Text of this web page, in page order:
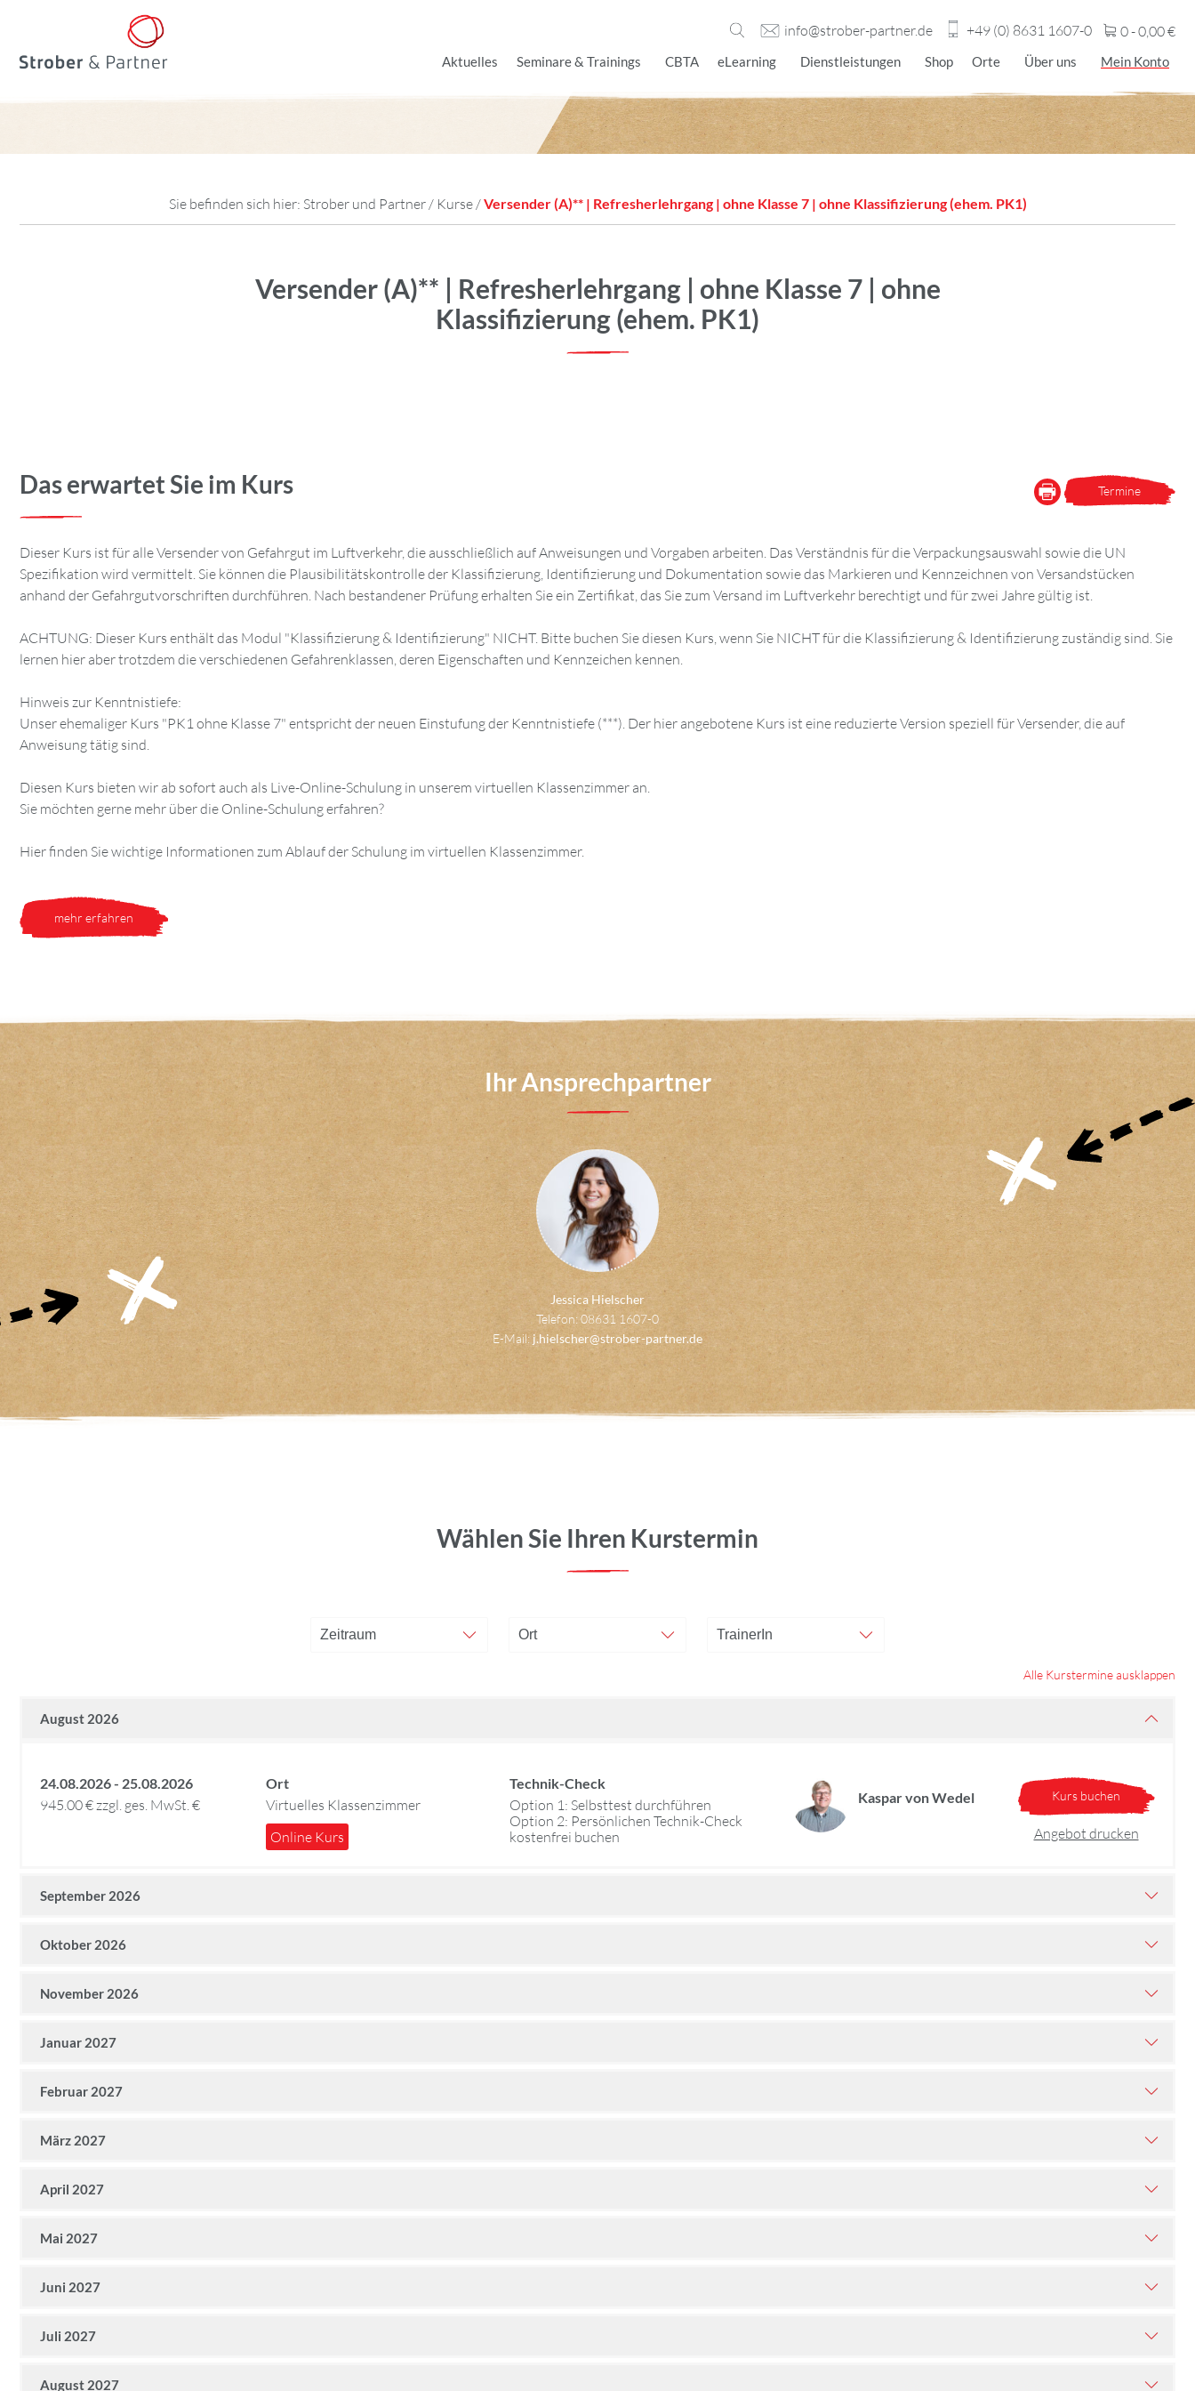
info@strober-partner.de +49 (0) 8631 1607-0 0 -0,00€
Aktuelles Seminare & Trainings CBTA eLearning Dienstleistungen Shop Orte Über uns Mein Konto
Sie befinden sich hier: Strober und Partner/ Kurse/Versender (A)** | Refresherlehrgang | ohne Klasse 7 | ohne Klassifizierung (ehem. PK1)
Versender (A)** | Refresherlehrgang | ohne Klasse 7 | ohne
Klassifizierung (ehem. PK1)
Das erwartet Sie im Kurs Termine
Dieser Kurs ist für alle Versender von Gefahrgut im Luftverkehr, die ausschließlich auf Anweisungen und Vorgaben arbeiten. Das Verständnis für die Verpackungsauswahl sowie die UN
Spezifikation wird vermittelt. Sie können die Plausibilitätskontrolle der Klassifizierung, Identifizierung und Dokumentation sowie das Markieren und Kennzeichnen von Versandstücken
anhand der Gefahrgutvorschriften durchführen. Nach bestandener Prüfung erhalten Sie ein Zertifikat, das Sie zum Versand im Luftverkehr berechtigt und für zwei Jahre gültig ist.
ACHTUNG: Dieser Kurs enthält das Modul "Klassifizierung & Identifizierung" NICHT. Bitte buchen Sie diesen Kurs, wenn Sie NICHT für die Klassifizierung & Identifizierung zuständig sind. Sie
lernen hier aber trotzdem die verschiedenen Gefahrenklassen, deren Eigenschaften und Kennzeichen kennen.
Hinweis zur Kenntnistiefe:
Unser ehemaliger Kurs "PK1 ohne Klasse 7" entspricht der neuen Einstufung der Kenntnistiefe (***). Der hier angebotene Kurs ist eine reduzierte Version speziell für Versender, die auf
Anweisung tätig sind.
Diesen Kurs bieten wir ab sofort auch als Live-Online-Schulung in unserem virtuellen Klassenzimmer an.
Sie möchten gerne mehr über die Online-Schulung erfahren?
Hier finden Sie wichtige Informationen zum Ablauf der Schulung im virtuellen Klassenzimmer.
mehr erfahren
Ihr Ansprechpartner
Jessica Hielscher
Telefon: 08631 1607-0
E-Mail: j.hielscher@strober-partner.de
Wählen Sie Ihren Kurstermin
Alle Kurstermine ausklappen
August 2026
24.08.2026 - 25.08.2026
945.00 € zzgl. ges. MwSt. €
Ort
Virtuelles Klassenzimmer
Online Kurs
Technik-Check
Option 1: Selbsttest durchführen
Option 2: Persönlichen Technik-Check
kostenfrei buchen
Kaspar von Wedel Kurs buchen
Angebot drucken
September 2026
Oktober 2026
November 2026
Januar 2027
Februar 2027
März 2027
April 2027
Mai 2027
Juni 2027
Juli 2027
August 2027